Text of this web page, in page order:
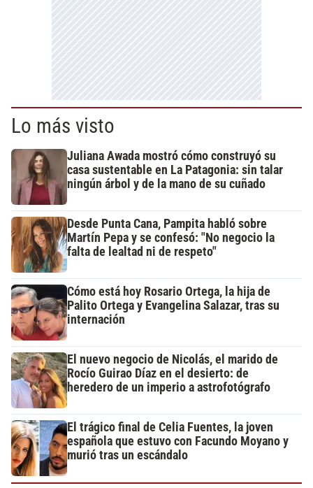
Lo más visto
Juliana Awada mostró cómo construyó su
casa sustentable en La Patagonia: sin talar
ningún árbol y de la mano de su cuñado
Desde Punta Cana, Pampita habló sobre
Martín Pepa y se confesó: "No negocio la
falta de lealtad ni de respeto"
Cómo está hoy Rosario Ortega, la hija de
Palito Ortega y Evangelina Salazar, tras su
internación
El nuevo negocio de Nicolás, el marido de
Rocío Guirao Díaz en el desierto: de
heredero de un imperio a astrofotógrafo
El trágico final de Celia Fuentes, la joven
española que estuvo con Facundo Moyano y
murió tras un escándalo